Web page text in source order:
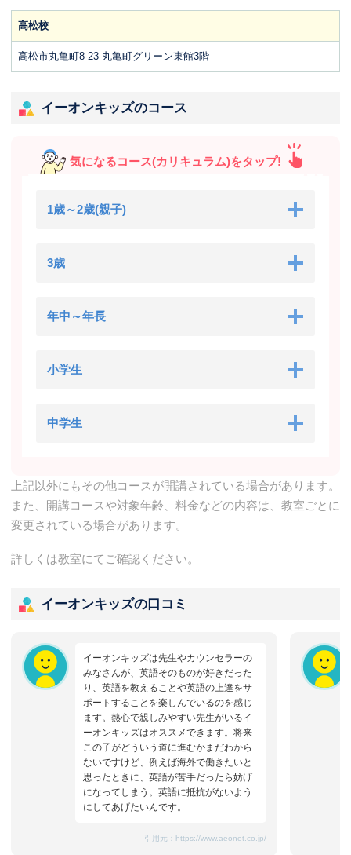
高松校
高松市丸亀町8-23 丸亀町グリーン東館3階
イーオンキッズのコース
気になるコース(カリキュラム)をタップ!
1歳～2歳(親子)
3歳
年中～年長
小学生
中学生
上記以外にもその他コースが開講されている場合があります。
また、開講コースや対象年齢、料金などの内容は、教室ごとに
変更されている場合があります。
詳しくは教室にてご確認ください。
イーオンキッズの口コミ
イーオンキッズは先生やカウンセラーの
みなさんが、英語そのものが好きだった
り、英語を教えることや英語の上達をサ
ポートすることを楽しんでいるのを感じ
ます。熱心で親しみやすい先生がいるイ
ーオンキッズはオススメできます。将来
この子がどういう道に進むかまだわから
ないですけど、例えば海外で働きたいと
思ったときに、英語が苦手だったら妨げ
になってしまう。英語に抵抗がないよう
にしてあげたいんです。
引用元： https://www.aeonet.co.jp/